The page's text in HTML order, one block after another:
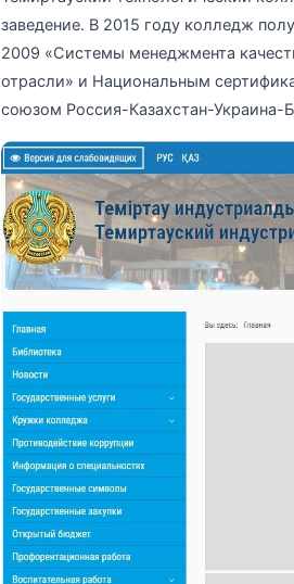
заведение. В 2015 году колледж
2009 «Системы менеджмента
отрасли» и Национальным
союзом Россия-Казахстан-Украина-